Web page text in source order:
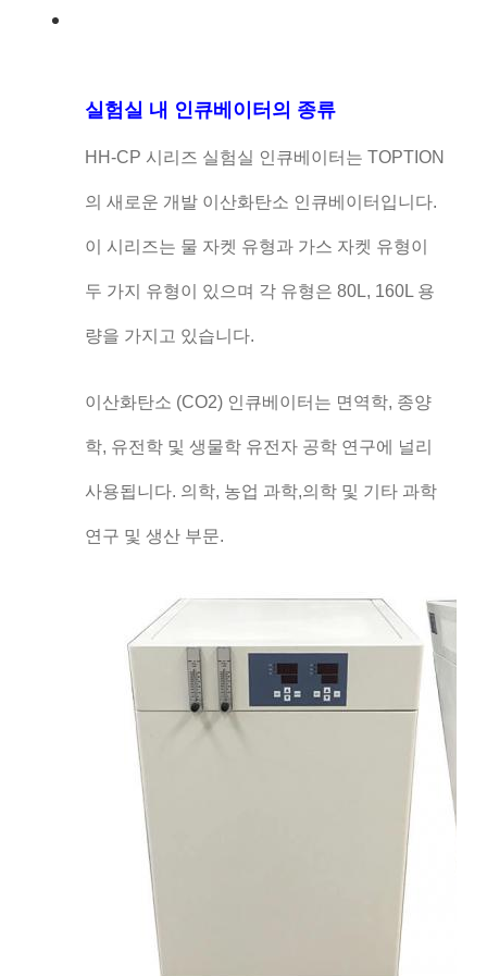
실험실 내 인큐베이터의 종류
HH-CP 시리즈 실험실 인큐베이터는 TOPTION
의 새로운 개발 이산화탄소 인큐베이터입니다.
이 시리즈는 물 자켓 유형과 가스 자켓 유형이
두 가지 유형이 있으며 각 유형은 80L, 160L 용
량을 가지고 있습니다.
이산화탄소 (CO2) 인큐베이터는 면역학, 종양
학, 유전학 및 생물학 유전자 공학 연구에 널리
사용됩니다. 의학, 농업 과학,의학 및 기타 과학
연구 및 생산 부문.